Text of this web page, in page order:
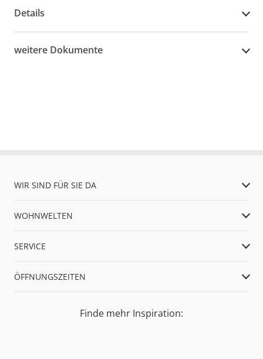
Details
weitere Dokumente
WIR SIND FÜR SIE DA
WOHNWELTEN
SERVICE
ÖFFNUNGSZEITEN
Finde mehr Inspiration: